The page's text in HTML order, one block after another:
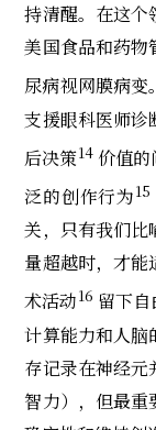
持清醒。在这个
美国食品和药物
尿病视网膜病变
支援眼科医师诊
后决策14价值的
泛的创作行为15
关，只有我们比
量超越时，才
术活动16 留下
计算能力和人脑
存记录在神经元
智力），但最重